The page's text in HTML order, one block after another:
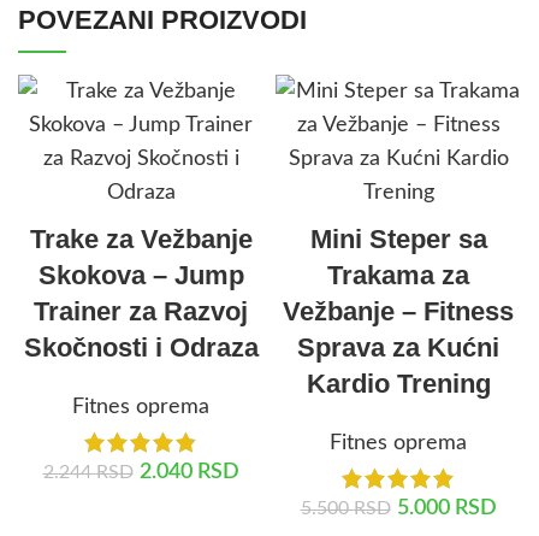
POVEZANI PROIZVODI
Trake za Vežbanje
Skokova – Jump
Trainer za Razvoj
Skočnosti i Odraza
Fitnes oprema
2.244RSD 2.040 RSD
Mini Steper sa
Trakama za
Vežbanje – Fitness
Sprava za Kućni
Kardio Trening
Fitnes oprema
5.500RSD 5.000 RSD